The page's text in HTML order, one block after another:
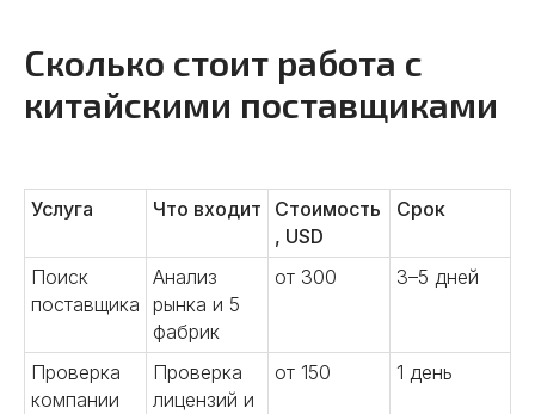
Сколько стоит работа с
китайскими поставщиками
Услуга Что входит
Стоимость
, USD
Срок
Поиск
поставщика
Анализ
рынка и 5
фабрик
от 300 3–5 дней
Проверка
компании
Проверка
лицензий и
от 150 1 день
Разрабатываем прототипы,
контролируем выпуск серийной
продукции. Обеспечиваем
надежные поставки и лучшие
цены в Китае.
04
Подробнее